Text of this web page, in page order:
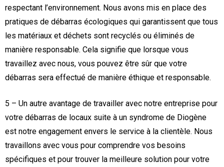
respectant l’environnement. Nous avons mis en place des
pratiques de débarras écologiques qui garantissent que tous
les matériaux et déchets sont recyclés ou éliminés de
manière responsable. Cela signifie que lorsque vous
travaillez avec nous, vous pouvez être sûr que votre
débarras sera effectué de manière éthique et responsable.
5 – Un autre avantage de travailler avec notre entreprise pour
votre débarras de locaux suite à un syndrome de Diogène
est notre engagement envers le service à la clientèle. Nous
travaillons avec vous pour comprendre vos besoins
spécifiques et pour trouver la meilleure solution pour votre